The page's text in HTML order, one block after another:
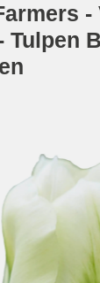
-
Tulpen